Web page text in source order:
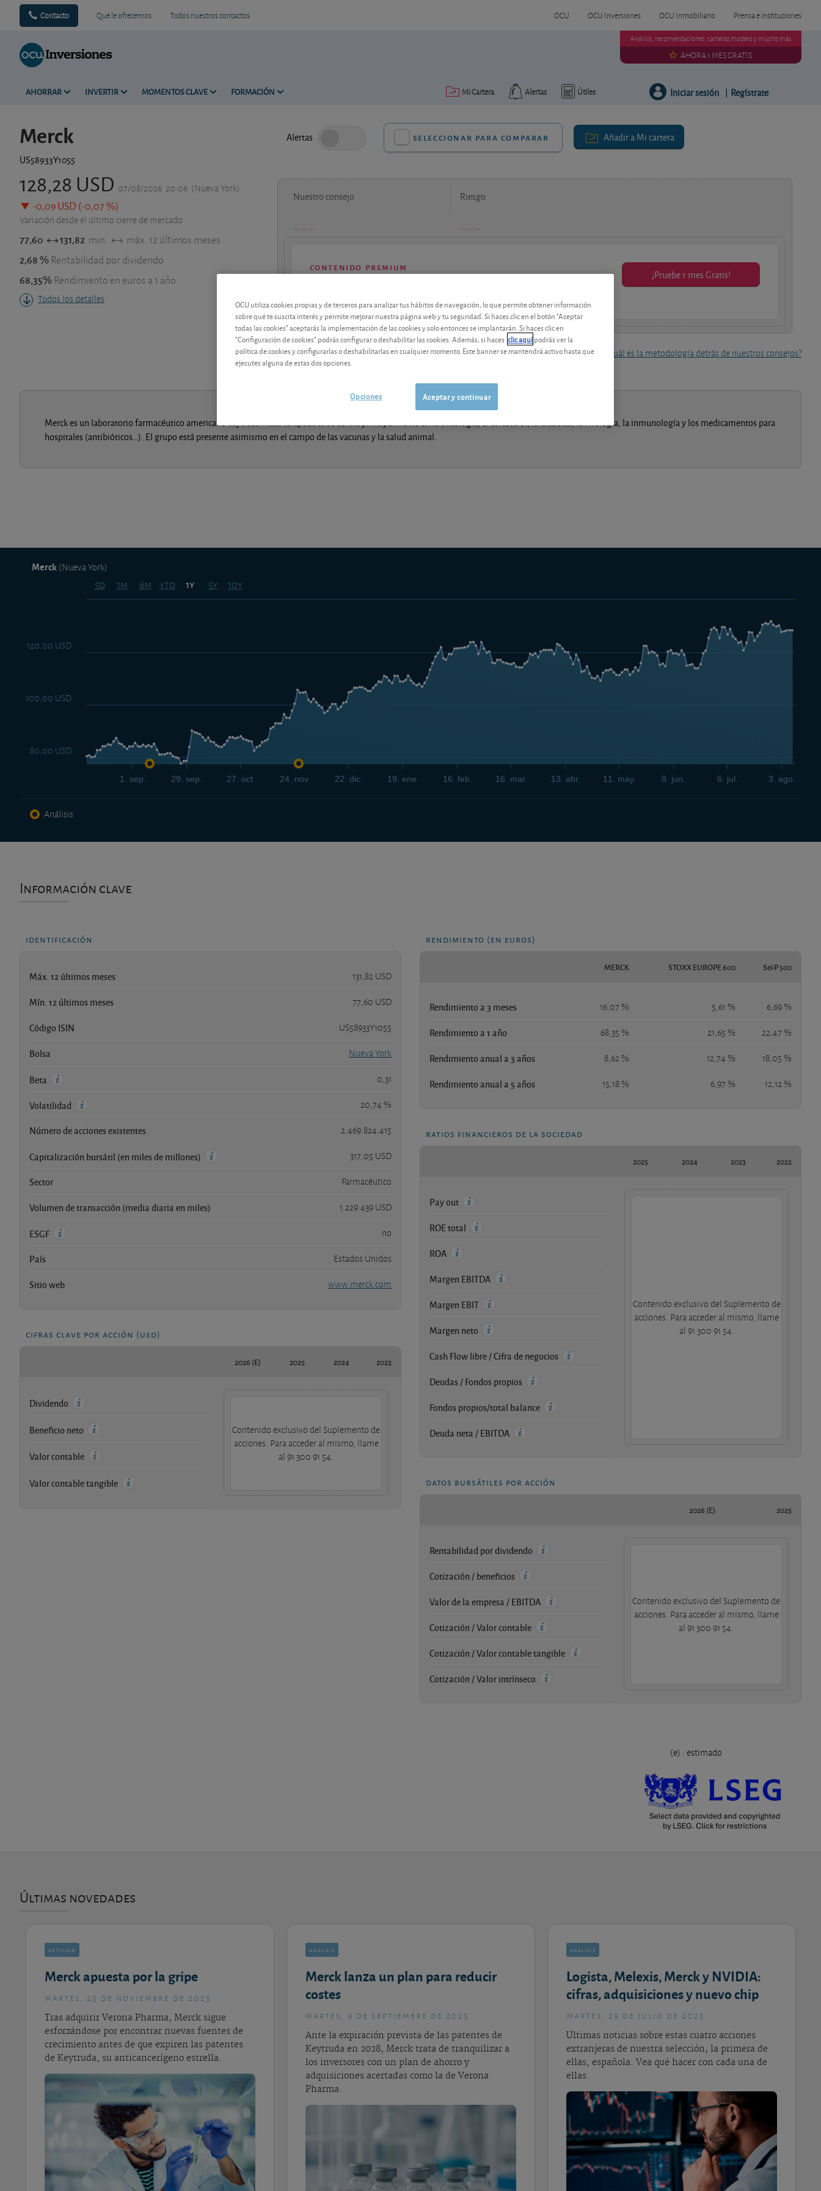
Contacto Qué le ofrecemos Todos nuestros contactos OCU OCU Inversiones OCU Inmobiliario Prensa e instituciones
AHORRAR INVERTIR MOMENTOS CLAVE FORMACIÓN Útiles
Alertas
Mi Cartera
Análisis, recomendaciones, carteras modelo y mucho más
AHORA 1 MES GRATIS
Iniciar sesión | Regístrate
Merck
US58933Y1055
Alertas seleccionar para comparar Añadir a Mi cartera
128,28 USD 07/08/2026 20:06 (Nueva York)
-0,09 USD (-0,07 %)
Variación desde el último cierre de mercado
77,60 131,82 min. máx. 12 últimos meses
2,68 % Rentabilidad por dividendo
68,35% Rendimiento en euros a 1 año
Todos los detalles
Nuestro consejo Riesgo
contenido premium
¡Pruebe 1 mes Gratis!
¿Cuál es la metodología detrás de nuestros consejos?
Merck es un laboratorio farmacéutico americano cuya actividad terapéutica se centra principalmente en la oncología, el colesterol, la diabetes, la virología, la inmunología y los medicamentos para
hospitales (antibióticos…). El grupo está presente asimismo en el campo de las vacunas y la salud animal.
5d 1m 6m ytd 1y 5y 10y
1. sep. 29. sep. 27. oct. 24. nov. 22. dic. 19. ene. 16. feb. 16. mar. 13. abr. 11. may. 8. jun. 6. jul. 3. ago.
Merck (Nueva York)
80,00 USD
100,00 USD
120,00 USD
Análisis
Información clave
identificación
Máx. 12 últimos meses 131,82 USD
Mín. 12 últimos meses 77,60 USD
Código ISIN US58933Y1055
Bolsa Nueva York
Beta 0,31
Volatilidad 20,74 %
Número de acciones existentes 2.469.824.415
Capitalización bursátil (en miles de millones) 317,05 USD
Sector Farmacéutico
Volumen de transacción (media diaria en miles) 1.229.439 USD
ESGF no
País Estados Unidos
Sitio web www.merck.com
cifras clave por acción (usd)
2026 (E) 2025 2024 2023
Dividendo
Contenido exclusivo del Suplemento de
acciones. Para acceder al mismo, llame
al 91 300 91 54.
Beneficio neto
Valor contable
Valor contable tangible
rendimiento (en euros)
MERCK STOXX EUROPE 600 S&P 500
Rendimiento a 3 meses 16,07 % 5,61 % 6,69 %
Rendimiento a 1 año 68,35 % 21,65 % 22,47 %
Rendimiento anual a 3 años 8,62 % 12,74 % 18,05 %
Rendimiento anual a 5 años 15,18 % 6,97 % 12,12 %
ratios financieros de la sociedad
2025 2024 2023 2022
Pay out
Contenido exclusivo del Suplemento de
acciones. Para acceder al mismo, llame
al 91 300 91 54.
ROE total
ROA
Margen EBITDA
Margen EBIT
Margen neto
Cash Flow libre / Cifra de negocios
Deudas / Fondos propios
Fondos propios/total balance
Deuda neta / EBITDA
datos bursátiles por acción
2026 (E) 2025
Rentabilidad por dividendo
Contenido exclusivo del Suplemento de
acciones. Para acceder al mismo, llame
al 91 300 91 54.
Cotización / beneficios
Valor de la empresa / EBITDA
Cotización / Valor contable
Cotización / Valor contable tangible
Cotización / Valor intrínseco
(e) : estimado
Últimas novedades
artículo
Merck apuesta por la gripe
martes, 25 de noviembre de 2025
Tras adquirir Verona Pharma, Merck sigue
esforzándose por encontrar nuevas fuentes de
crecimiento antes de que expiren las patentes
de Keytruda, su anticancerígeno estrella.
análisis
Merck lanza un plan para reducir
costes
martes, 9 de septiembre de 2025
Ante la expiración prevista de las patentes de
Keytruda en 2028, Merck trata de tranquilizar a
los inversores con un plan de ahorro y
adquisiciones acertadas como la de Verona
Pharma.
análisis
Logista, Melexis, Merck y NVIDIA:
cifras, adquisiciones y nuevo chip
martes, 29 de julio de 2025
Últimas noticias sobre estas cuatro acciones
extranjeras de nuestra selección, la primera de
ellas, española. Vea qué hacer con cada una de
ellas.
OCU utiliza cookies propias y de terceros para analizar tus hábitos de navegación, lo que permite obtener información
sobre qué te suscita interés y permite mejorar nuestra página web y tu seguridad. Si haces clic en el botón "Aceptar
todas las cookies" aceptarás la implementación de las cookies y solo entonces se implantarán. Si haces clic en
"Configuración de cookies" podrás configurar o deshabilitar las cookies. Además, si haces clic aquípodrás ver la
política de cookies y configurarlas o deshabilitarlas en cualquier momento. Este banner se mantendrá activo hasta que
ejecutes alguna de estas dos opciones.
Aceptar y continuar
Opciones